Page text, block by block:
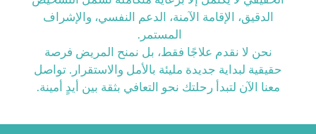
الدقيق، الإقامة الآمنة، الدعم النفسي، والإشراف
المستمر.
نحن لا نقدم علاجًا فقط، بل نمنح المريض فرصة
حقيقية لبداية جديدة مليئة بالأمل والاستقرار. تواصل
معنا الآن لتبدأ رحلتك نحو التعافي بثقة بين أيدٍ أمينة.